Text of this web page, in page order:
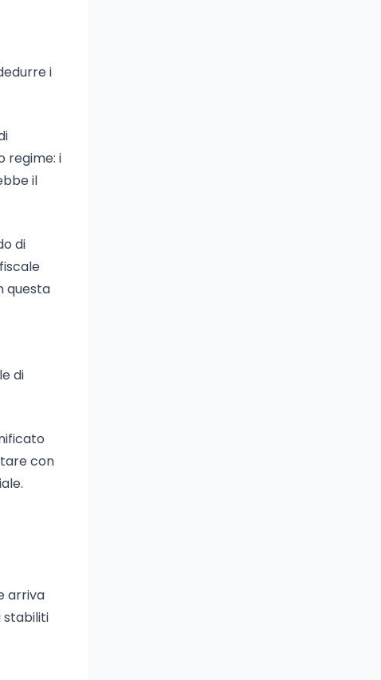
i
regime: i
il
di
questa
di
con
arriva
stabiliti